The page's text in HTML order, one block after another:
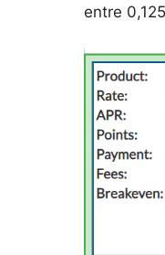
entre